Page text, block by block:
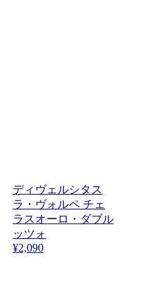
ディヴェルシタス
ラ・ヴォルペ チェ
ラスオーロ・ダブル
ッツォ
¥2,090